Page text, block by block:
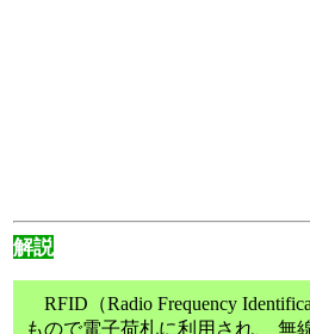
解説
RFID（Radio Frequency
もので電子荷札に利用され、 無